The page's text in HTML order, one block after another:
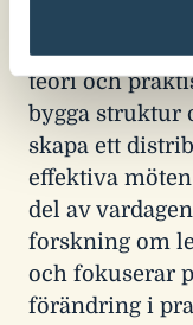
Kursen består
teori och
bygga
skapa ett
effektiva
del av
forskning om
och fokuserar
förändring i